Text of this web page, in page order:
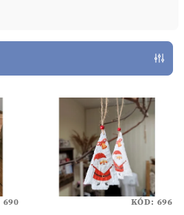
690 KÓD: 696